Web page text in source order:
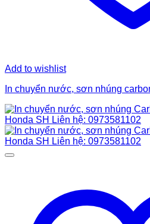
Add to wishlist
In chuyển nước, sơn nhúng